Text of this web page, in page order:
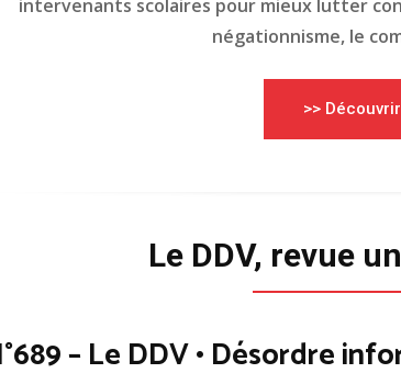
intervenants scolaires pour mieux lutter
négationnisme, le
>> Découvrir
Le DDV, revue
– Le DDV • Désordre